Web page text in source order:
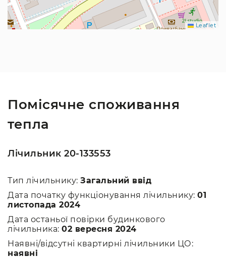
Leaflet
Помісячне споживання
тепла
Лічильник 20-133553
Тип лічильнику: Загальний ввід
Дата початку функціонування лічильнику: 01
листопада 2024
Дата останьої повірки будинкового
лічильника: 02 вересня 2024
Наявні/відсутні квартирні лічильники ЦО:
наявні